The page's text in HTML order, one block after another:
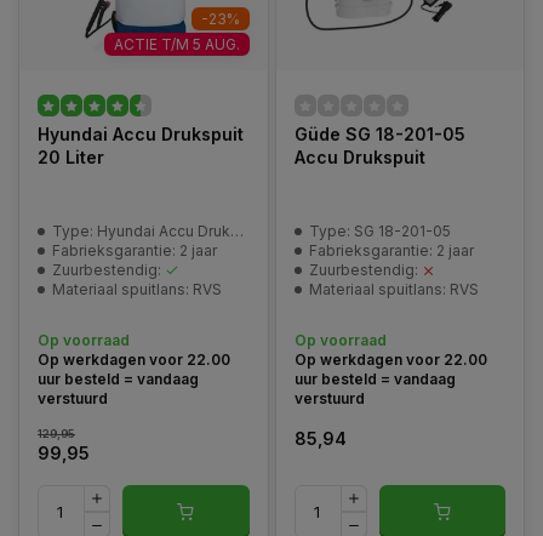
-23%
ACTIE T/M 5 AUG.
Hyundai Accu Drukspuit
20 Liter
Type: Hyundai Accu Drukspuit 58741
Fabrieksgarantie: 2 jaar
Zuurbestendig:
Materiaal spuitlans: RVS
Op voorraad
Op werkdagen voor 22.00
uur besteld = vandaag
verstuurd
129,95
99,95
Güde SG 18-201-05
Accu Drukspuit
Type: SG 18-201-05
Fabrieksgarantie: 2 jaar
Zuurbestendig:
Materiaal spuitlans: RVS
Op voorraad
Op werkdagen voor 22.00
uur besteld = vandaag
verstuurd
85,94